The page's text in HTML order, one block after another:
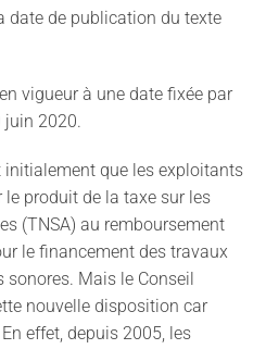
date de publication du texte
vigueur à une date fixée par
juin 2020.
que les exploitants
produit de la taxe sur les
(TNSA) au remboursement
le financement des travaux
sonores. Mais le Conseil
nouvelle disposition car
effet, depuis 2005, les